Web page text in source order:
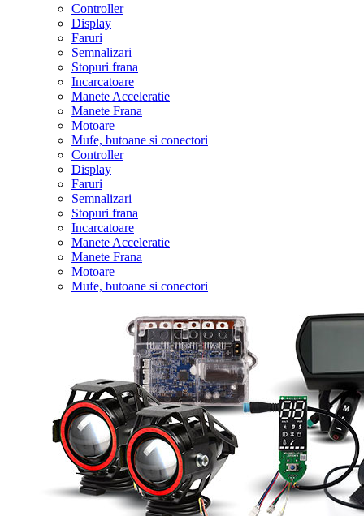
Controller
Display
Faruri
Semnalizari
Stopuri frana
Incarcatoare
Manete Acceleratie
Manete Frana
Motoare
Mufe, butoane si conectori
Controller
Display
Faruri
Semnalizari
Stopuri frana
Incarcatoare
Manete Acceleratie
Manete Frana
Motoare
Mufe, butoane si conectori